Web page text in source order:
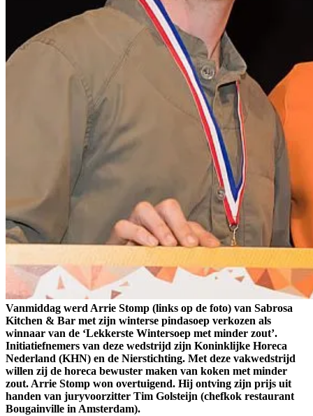
Vanmiddag werd Arrie Stomp (links op de foto) van Sabrosa
Kitchen & Bar met zijn winterse pindasoep verkozen als
winnaar van de ‘Lekkerste Wintersoep met minder zout’.
Initiatiefnemers van deze wedstrijd zijn Koninklijke Horeca
Nederland (KHN) en de Nierstichting. Met deze vakwedstrijd
willen zij de horeca bewuster maken van koken met minder
zout. Arrie Stomp won overtuigend. Hij ontving zijn prijs uit
handen van juryvoorzitter Tim Golsteijn (chefkok restaurant
Bougainville in Amsterdam).